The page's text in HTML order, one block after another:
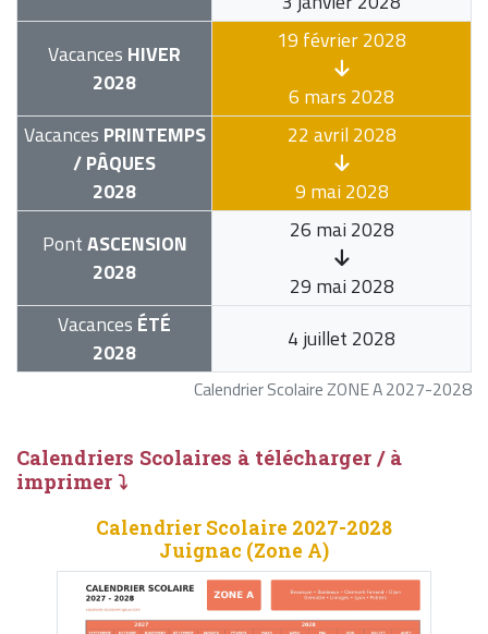
Calendrier Scolaire ZONE A 2027-2028
Vacances HIVER
2028
19 février 2028
6 mars 2028
Vacances PRINTEMPS
/ PÂQUES
2028
22 avril 2028
9 mai 2028
PontASCENSION
2028
26 mai 2028
29 mai 2028
Vacances ÉTÉ
2028
4 juillet 2028
Calendriers Scolaires à télécharger / à
imprimer ⤵
Calendrier Scolaire 2027-2028
Juignac (Zone A)